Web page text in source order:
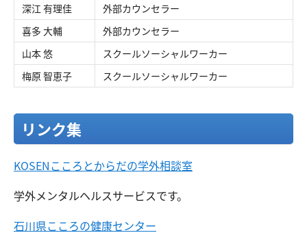
深江 有理佳
外部カウンセラー
喜多 大輔
外部カウンセラー
山本 悠
スクールソーシャルワーカー
梅原 智恵子
スクールソーシャルワーカー
リンク集
KOSENこころとからだの学外相談室
学外メンタルヘルスサービスです。
石川県こころの健康センター